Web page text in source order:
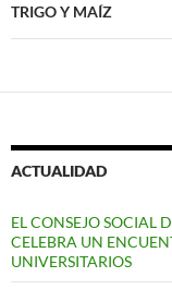
TRIGO Y MAÍZ
ACTUALIDAD
EL CONSEJO SOCIAL
CELEBRA UN
UNIVERSITARIOS